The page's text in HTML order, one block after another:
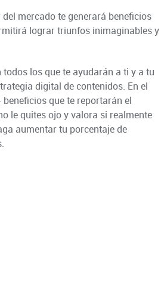
mercado te generará beneficios
lograr triunfos inimaginables y
los que te ayudarán a ti y a tu
digital de contenidos. En el
que te reportarán el
le quites ojo y valora si realmente
aumentar tu porcentaje de